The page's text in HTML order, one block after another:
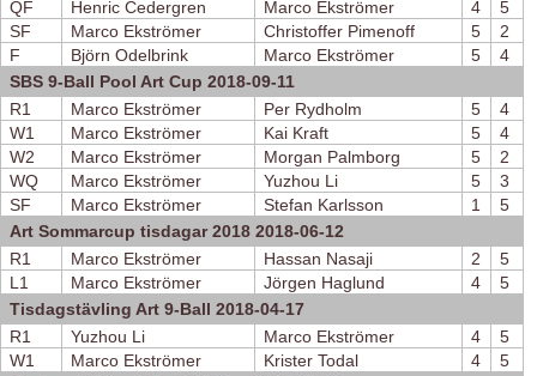
QF Henric Cedergren Marco Ekströmer 4
5
SF
Marco Ekströmer Christoffer Pimenoff 5
2
F
Björn Odelbrink Marco Ekströmer 5
4
SBS 9-Ball Pool Art Cup 2018-09-11
R1
Marco Ekströmer Per Rydholm 5
4
W1
Marco Ekströmer Kai Kraft 5
4
W2
Marco Ekströmer Morgan Palmborg 5
2
WQ
Marco Ekströmer Yuzhou Li 5
3
SF
Marco Ekströmer Stefan Karlsson 1
5
Art Sommarcup tisdagar 2018 2018-06-12
R1
Marco Ekströmer Hassan Nasaji 2
5
L1
Marco Ekströmer Jörgen Haglund 4
5
Tisdagstävling Art 9-Ball 2018-04-17
R1
Yuzhou Li Marco Ekströmer 4
5
W1
Marco Ekströmer Krister Todal 4
5